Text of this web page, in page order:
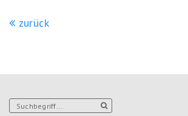
zurück